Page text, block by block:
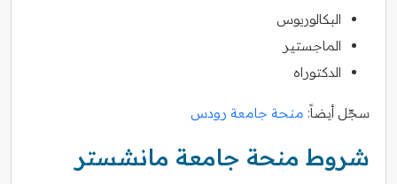
البكالوريوس
الماجستير
الدكتوراه
سجّل أيضاً: منحة جامعة رودس
شروط منحة جامعة مانشستر